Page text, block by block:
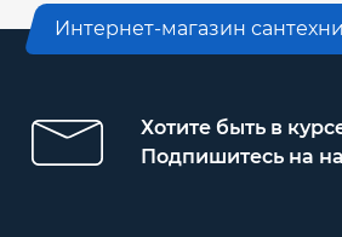
Интернет-магазин
Хотите быть в
Подпишитесь на